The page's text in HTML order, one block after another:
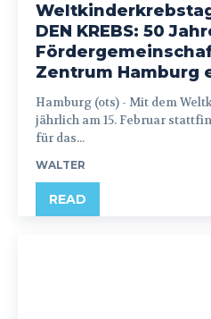
DEN KREBS: 50
Zentrum Hamburg
Hamburg (ots) - Mit dem Weltkinderkrebstag, der
jährlich am 15. Februar
für das...
WALTER
READ